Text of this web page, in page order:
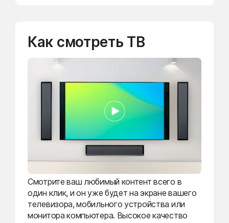
Как смотреть ТВ
Смотрите ваш любимый контент всего в
один клик, и он уже будет на экране вашего
телевизора, мобильного устройства или
монитора компьютера. Высокое качество